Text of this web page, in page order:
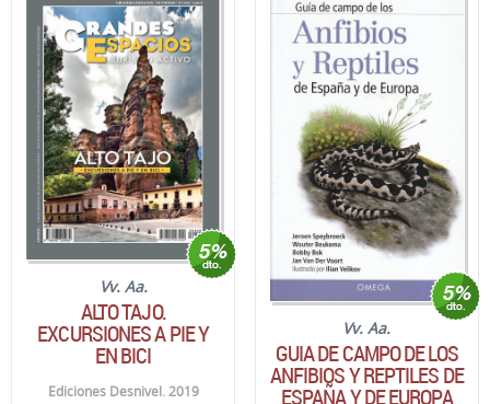
Vv. Aa.
ALTO TAJO.
EXCURSIONES A PIE Y
EN BICI
Ediciones Desnivel. 2019
Vv. Aa.
GUIA DE CAMPO DE LOS
ANFIBIOS Y REPTILES DE
ESPAÑA Y DE EUROPA